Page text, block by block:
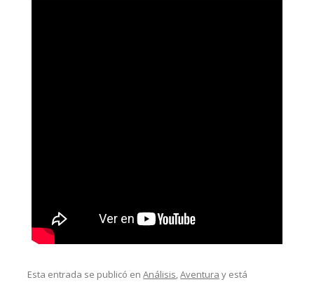
Esta entrada se publicó enAnálisis,Aventura y está